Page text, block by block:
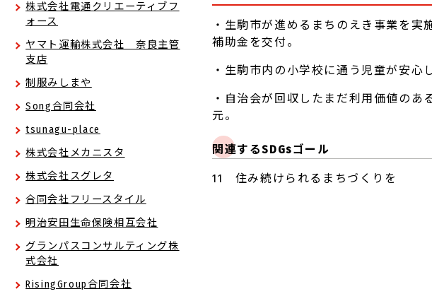
・生駒市が進めるまちのえき事業を
補助金を交付。
・生駒市内の小学校に通う児童が安心
・自治会が回収したまだ利用価値の
元。
関連するSDGsゴール
11 住み続けられるまちづくりを
株式会社電通クリエーティブフ
ォース
ヤマト運輸株式会社 奈良主管
支店
制服みしまや
Song合同会社
tsunagu-place
株式会社メカニスタ
株式会社スグレタ
合同会社フリースタイル
明治安田生命保険相互会社
グランパスコンサルティング株
式会社
RisingGroup合同会社